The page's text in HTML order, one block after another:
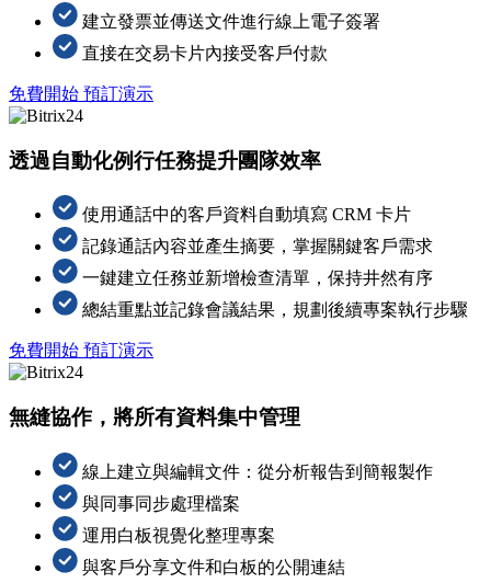
建立發票並傳送文件進行線上電子簽署
直接在交易卡片內接受客戶付款
免費開始 預訂演示
透過自動化例行任務提升團隊效率
使用通話中的客戶資料自動填寫 CRM 卡片
記錄通話內容並產生摘要，掌握關鍵客戶需求
一鍵建立任務並新增檢查清單，保持井然有序
總結重點並記錄會議結果，規劃後續專案執行步驟
免費開始 預訂演示
無縫協作，將所有資料集中管理
線上建立與編輯文件：從分析報告到簡報製作
與同事同步處理檔案
運用白板視覺化整理專案
與客戶分享文件和白板的公開連結